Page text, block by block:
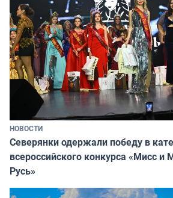
НОВОСТИ
Северянки одержали победу в
всероссийского конкурса «Мисс и
Русь»